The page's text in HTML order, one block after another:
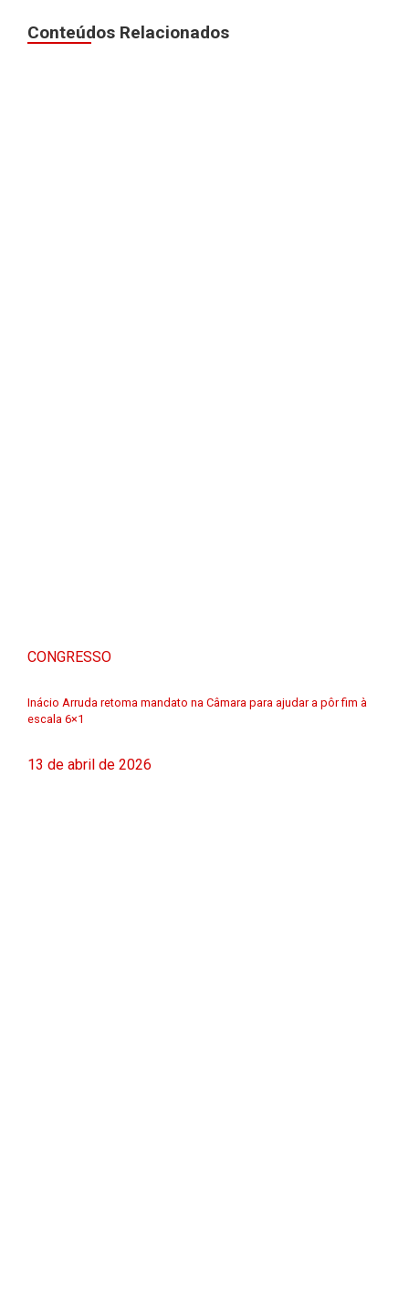
Conteúdos Relacionados
CONGRESSO
Inácio Arruda retoma mandato na Câmara para ajudar a pôr fim à
escala 6×1
13 de abril de 2026